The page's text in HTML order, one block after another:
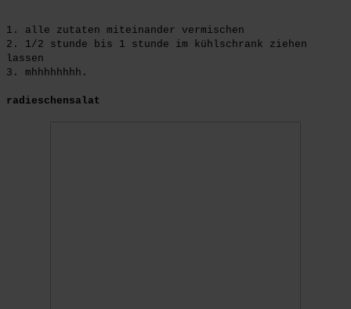
1. alle zutaten miteinander vermischen
2. 1/2 stunde bis 1 stunde im kühlschrank ziehen
lassen
3. mhhhhhhhh.
radieschensalat